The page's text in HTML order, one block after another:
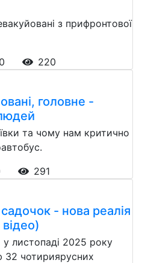
з прифронтової
220
головне -
та чому нам критично
291
- нова реалія
листопаді 2025 року
32 чотириярусних